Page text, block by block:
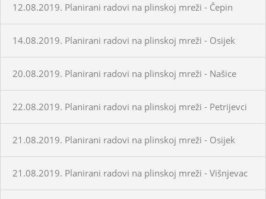
12.08.2019. Planirani radovi na plinskoj mreži - Čepin
14.08.2019. Planirani radovi na plinskoj mreži - Osijek
20.08.2019. Planirani radovi na plinskoj mreži - Našice
22.08.2019. Planirani radovi na plinskoj mreži - Petrijevci
21.08.2019. Planirani radovi na plinskoj mreži - Osijek
21.08.2019. Planirani radovi na plinskoj mreži - Višnjevac